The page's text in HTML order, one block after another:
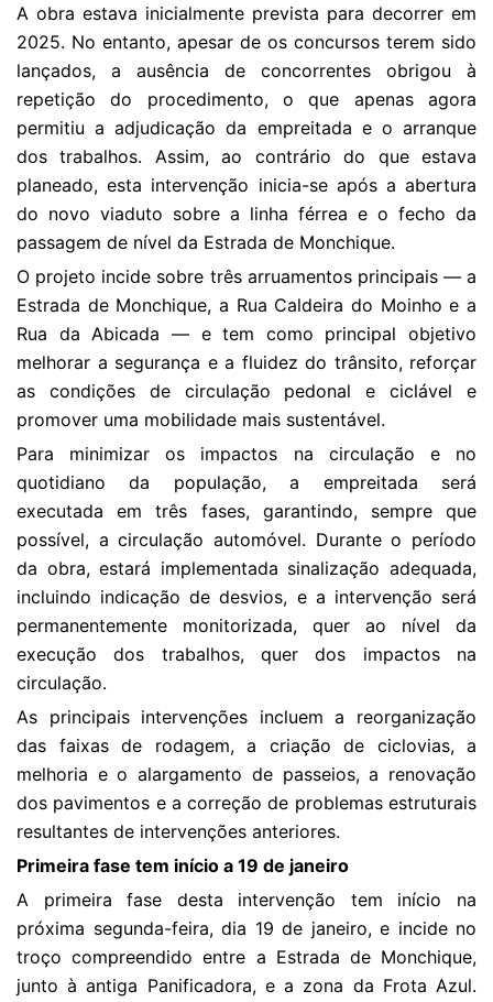
A obra estava inicialmente prevista para decorrer em
2025. No entanto, apesar de os concursos terem sido
lançados, a ausência de concorrentes obrigou à
repetição do procedimento, o que apenas agora
permitiu a adjudicação da empreitada e o arranque
dos trabalhos. Assim, ao contrário do que estava
planeado, esta intervenção inicia-se após a abertura
do novo viaduto sobre a linha férrea e o fecho da
passagem de nível da Estrada de Monchique.
O projeto incide sobre três arruamentos principais — a
Estrada de Monchique, a Rua Caldeira do Moinho e a
Rua da Abicada — e tem como principal objetivo
melhorar a segurança e a fluidez do trânsito, reforçar
as condições de circulação pedonal e ciclável e
promover uma mobilidade mais sustentável.
Para minimizar os impactos na circulação e no
quotidiano da população, a empreitada será
executada em três fases, garantindo, sempre que
possível, a circulação automóvel. Durante o período
da obra, estará implementada sinalização adequada,
incluindo indicação de desvios, e a intervenção será
permanentemente monitorizada, quer ao nível da
execução dos trabalhos, quer dos impactos na
circulação.
As principais intervenções incluem a reorganização
das faixas de rodagem, a criação de ciclovias, a
melhoria e o alargamento de passeios, a renovação
dos pavimentos e a correção de problemas estruturais
resultantes de intervenções anteriores.
Primeira fase tem início a 19 de janeiro
A primeira fase desta intervenção tem início na
próxima segunda-feira, dia 19 de janeiro, e incide no
troço compreendido entre a Estrada de Monchique,
junto à antiga Panificadora, e a zona da Frota Azul.